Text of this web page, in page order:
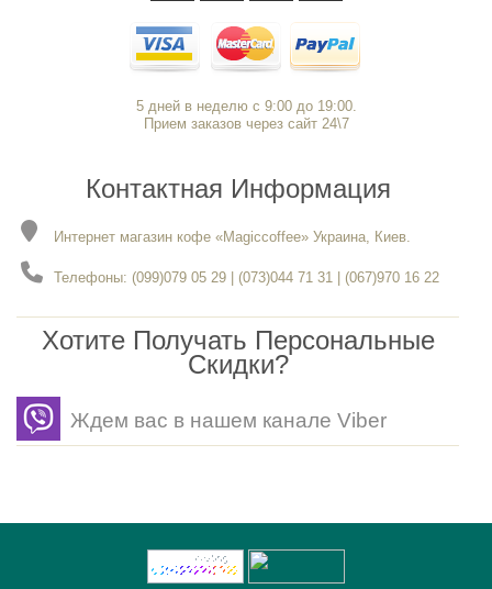
5 дней в неделю с 9:00 до 19:00.
Прием заказов через сайт 24\7
Контактная Информация
Интернет магазин кофе «Magiccoffee» Украина, Киев.
Телефоны: (099)079 05 29 | (073)044 71 31 | (067)970 16 22
Хотите Получать Персональные
Скидки?
Ждем вас в нашем канале Viber